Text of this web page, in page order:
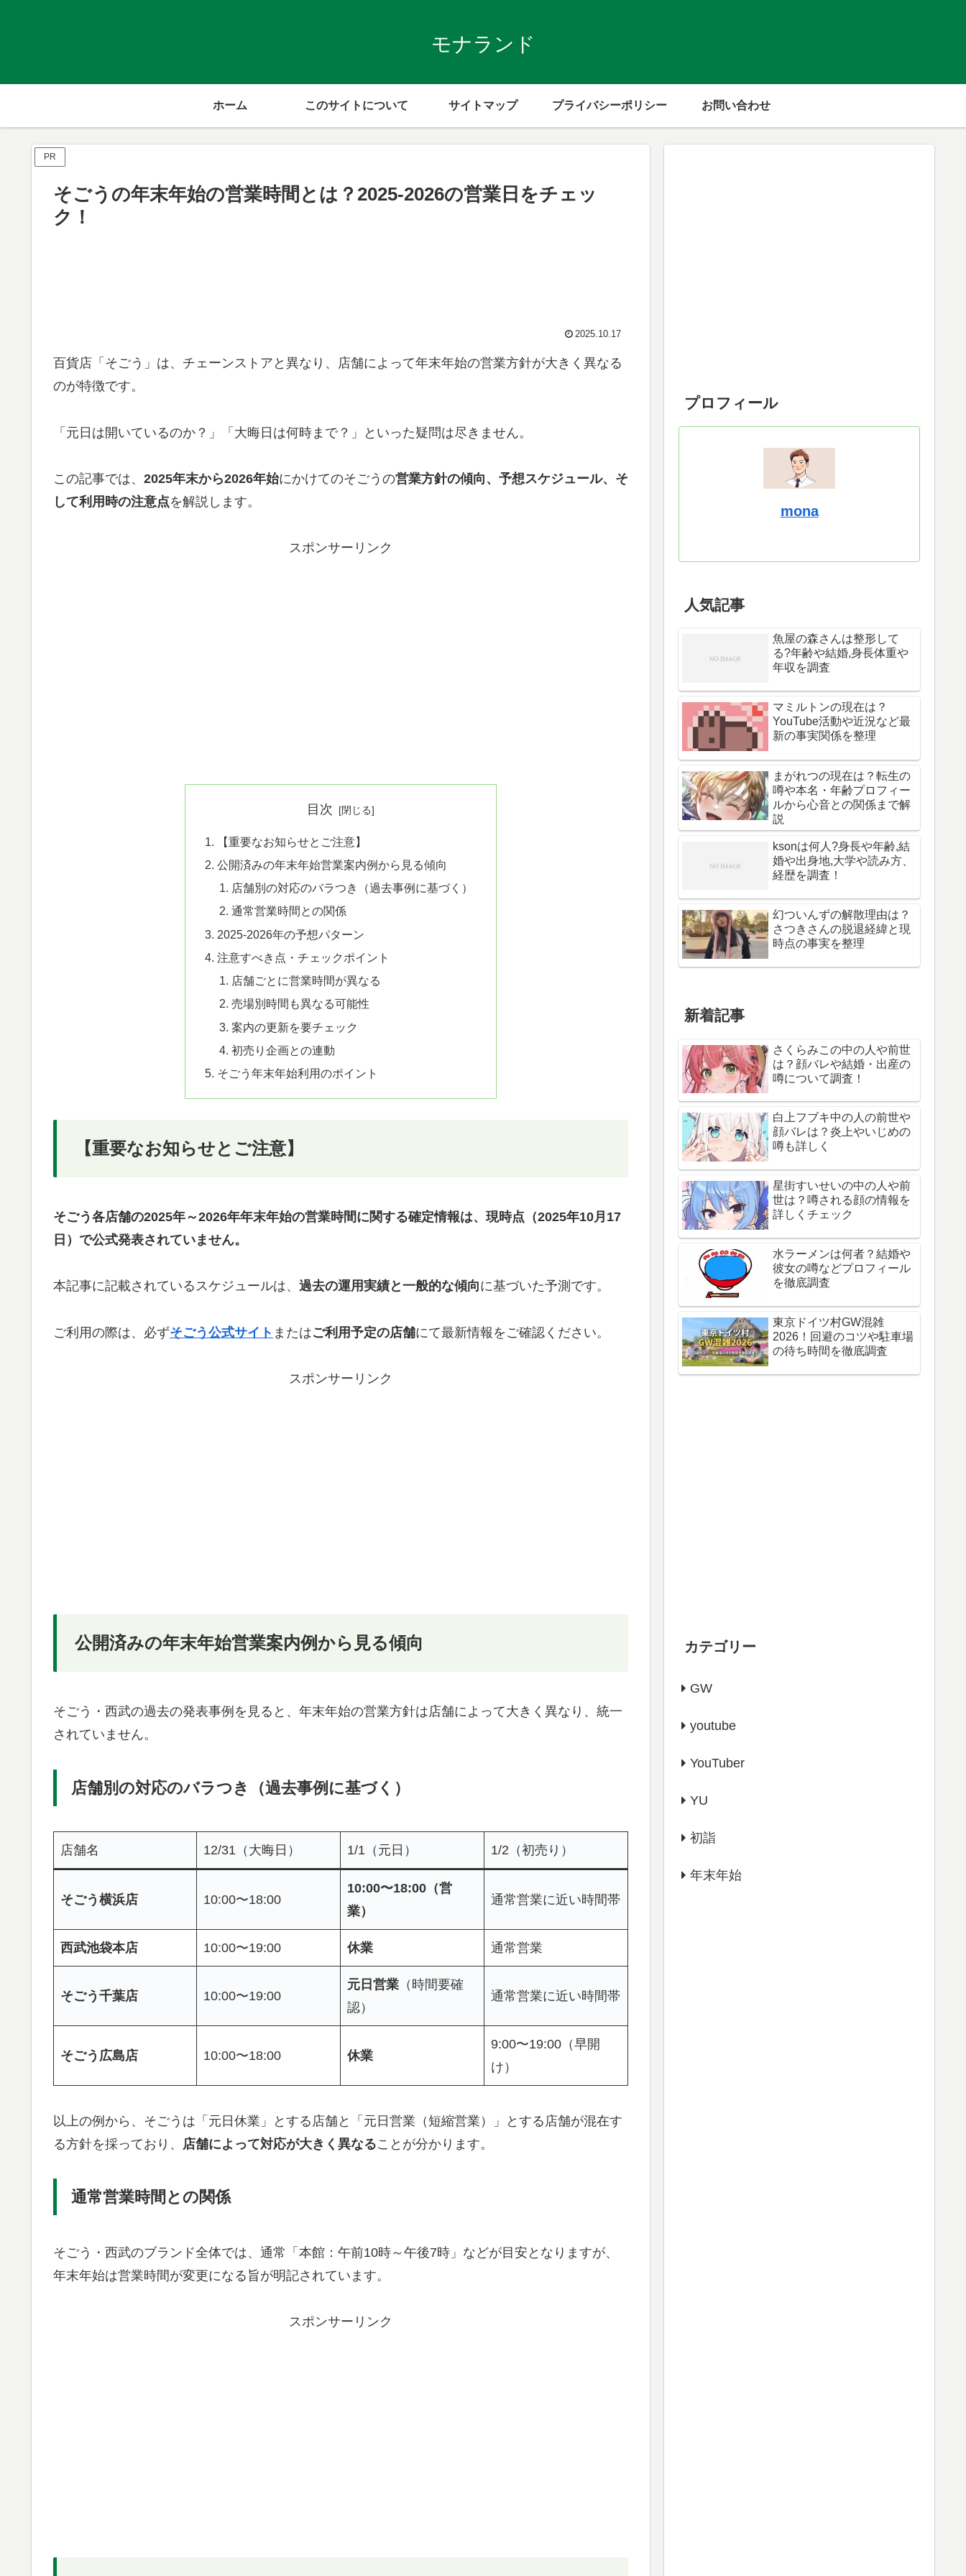
モナランド
ホーム このサイトについて サイトマップ プライバシーポリシー お問い合わせ
PR
そごうの年末年始の営業時間とは？2025-2026の営業日をチェッ
ク！
2025.10.17
百貨店「そごう」は、チェーンストアと異なり、店舗によって年末年始の営業方針が大きく異なる
のが特徴です。
「元日は開いているのか？」「大晦日は何時まで？」といった疑問は尽きません。
この記事では、 2025年末から2026年始にかけてのそごうの営業方針の傾向、予想スケジュール、そ
して利用時の注意点を解説します。
スポンサーリンク
目次
【重要なお知らせとご注意】
公開済みの年末年始営業案内例から見る傾向
店舗別の対応のバラつき（過去事例に基づく）
通常営業時間との関係
2025-2026年の予想パターン
注意すべき点・チェックポイント
店舗ごとに営業時間が異なる
売場別時間も異なる可能性
案内の更新を要チェック
初売り企画との連動
そごう年末年始利用のポイント
【重要なお知らせとご注意】
そごう各店舗の2025年～2026年年末年始の営業時間に関する確定情報は、現時点（2025年10月17
日）で公式発表されていません。
本記事に記載されているスケジュールは、 過去の運用実績と一般的な傾向に基づいた予測です。
ご利用の際は、必ずそごう公式サイト またはご利用予定の店舗にて最新情報をご確認ください。
スポンサーリンク
公開済みの年末年始営業案内例から見る傾向
そごう・西武の過去の発表事例を見ると、年末年始の営業方針は店舗によって大きく異なり、統一
されていません。
店舗別の対応のバラつき（過去事例に基づく）
店舗名 12/31（大晦日） 1/1（元日） 1/2（初売り）
そごう横浜店 10:00〜18:00
10:00〜18:00（営
業）
通常営業に近い時間帯
西武池袋本店 10:00〜19:00 休業 通常営業
そごう千葉店 10:00〜19:00
元日営業 （時間要確
認）
通常営業に近い時間帯
そごう広島店 10:00〜18:00 休業
9:00〜19:00（早開
け）
以上の例から、そごうは「元日休業」とする店舗と「元日営業（短縮営業）」とする店舗が混在す
る方針を採っており、 店舗によって対応が大きく異なることが分かります。
通常営業時間との関係
そごう・西武のブランド全体では、通常「本館：午前10時～午後7時」などが目安となりますが、
年末年始は営業時間が変更になる旨が明記されています。
スポンサーリンク
プロフィール
mona
人気記事
魚屋の森さんは整形して
る?年齢や結婚,身長体重や
年収を調査
マミルトンの現在は？
YouTube活動や近況など最
新の事実関係を整理
まがれつの現在は？転生の
噂や本名・年齢プロフィー
ルから心音との関係まで解
説
ksonは何人?身長や年齢,結
婚や出身地,大学や読み方、
経歴を調査！
幻ついんずの解散理由は？
さつきさんの脱退経緯と現
時点の事実を整理
新着記事
さくらみこの中の人や前世
は？顔バレや結婚・出産の
噂について調査！
白上フブキ中の人の前世や
顔バレは？炎上やいじめの
噂も詳しく
星街すいせいの中の人や前
世は？噂される顔の情報を
詳しくチェック
水ラーメンは何者？結婚や
彼女の噂などプロフィール
を徹底調査
東京ドイツ村GW混雑
2026！回避のコツや駐車場
の待ち時間を徹底調査
カテゴリー
GW
youtube
YouTuber
YU
初詣
年末年始